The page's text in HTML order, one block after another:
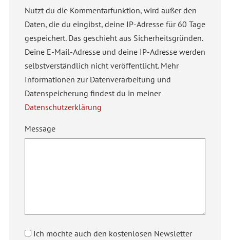
Nutzt du die Kommentarfunktion, wird außer den
Daten, die du eingibst, deine IP-Adresse für 60 Tage
gespeichert. Das geschieht aus Sicherheitsgründen.
Deine E-Mail-Adresse und deine IP-Adresse werden
selbstverständlich nicht veröffentlicht. Mehr
Informationen zur Datenverarbeitung und
Datenspeicherung findest du in meiner
Datenschutzerklärung
Message
Ich möchte auch den kostenlosen Newsletter